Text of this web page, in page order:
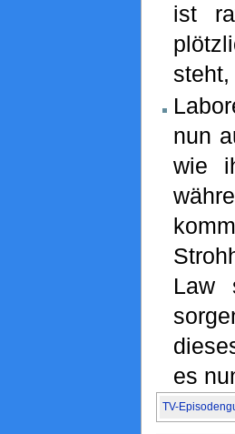
ist
nun
wie
Law
es
TV-